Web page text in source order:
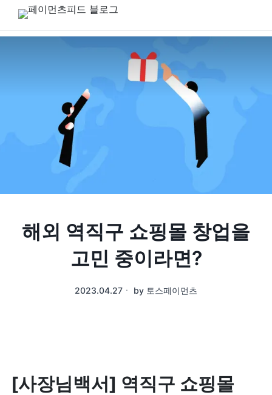
해외 역직구 쇼핑몰 창업을
고민 중이라면?
2023.04.27 ㆍ by 토스페이먼츠
[사장님백서] 역직구 쇼핑몰